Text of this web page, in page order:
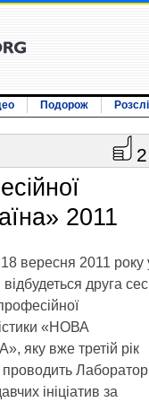
Подорож
2
2011
вересня 2011 року
друга
«НОВА
яку вже третій рік
проводить
ініціатив за